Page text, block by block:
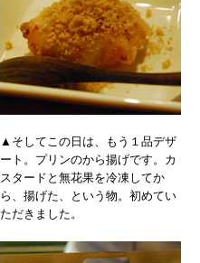
▲そしてこの日は、もう１品デザ
ート。プリンのから揚げです。カ
スタードと無花果を冷凍してか
ら、揚げた、という物。初めてい
ただきました。